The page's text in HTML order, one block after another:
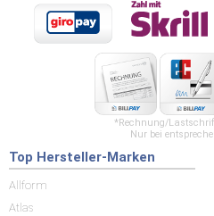
*Rechnung/
Nur bei
Top Hersteller-Marken
Allform
Atlas